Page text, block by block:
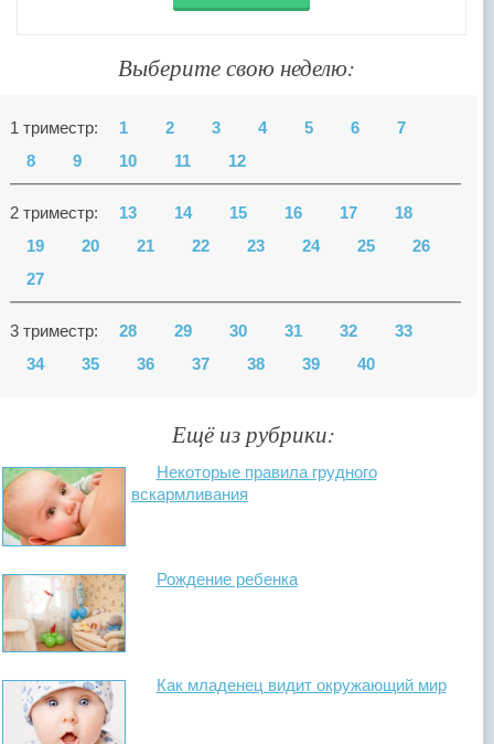
Выберите свою неделю:
1 триместр: 1 2 3 4 5 6
7
8
9 10 11 12
2 триместр: 13 14 15 16 17
18
19
20 21 22 23 24 25
26
27
3 триместр: 28 29 30 31 32
33
34
35 36 37 38 39 40
Ещё из рубрики:
Некоторые правила грудного
вскармливания
Рождение ребенка
Как младенец видит окружающий мир